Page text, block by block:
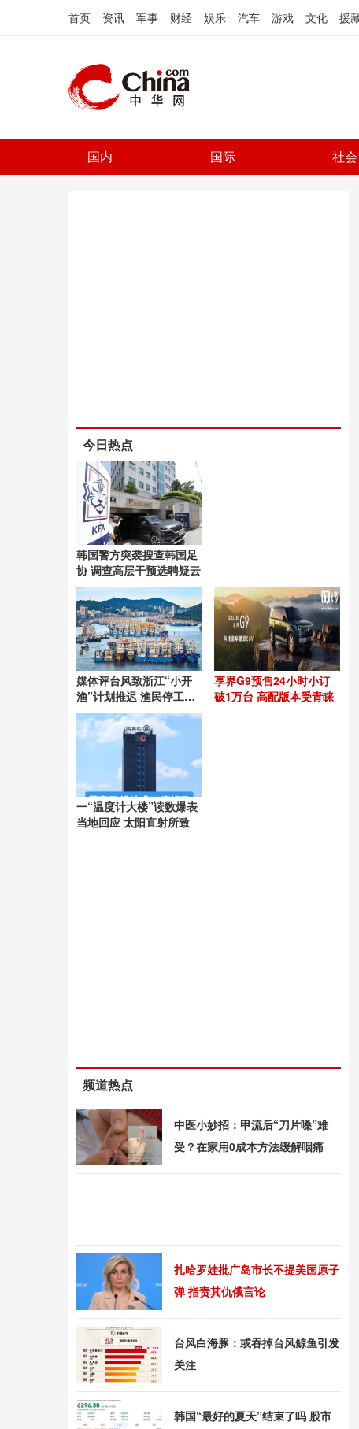
首页 资讯 军事 财经 娱乐 汽车 游戏 文化 援
国内 国际 社会
今日热点
韩国警方突袭搜查韩国足
协 调查高层干预选聘疑云
媒体评台风致浙江“小开
渔”计划推迟 渔民停工待
命
享界G9预售24小时小订
破1万台 高配版本受青睐
一“温度计大楼”读数爆表
当地回应 太阳直射所致
频道热点
中医小妙招：甲流后“刀片嗓”难
受？在家用0成本方法缓解咽痛
扎哈罗娃批广岛市长不提美国原子
弹 指责其仇俄言论
台风白海豚：或吞掉台风鲸鱼引发
关注
韩国“最好的夏天”结束了吗 股市